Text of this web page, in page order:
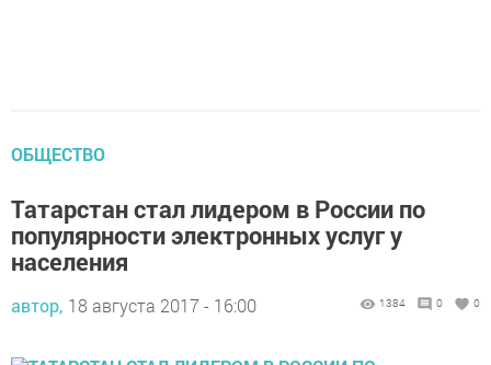
ОБЩЕСТВО
Татарстан стал лидером в России по
популярности электронных услуг у
населения
автор, 18 августа 2017 - 16:00 1384 0 0